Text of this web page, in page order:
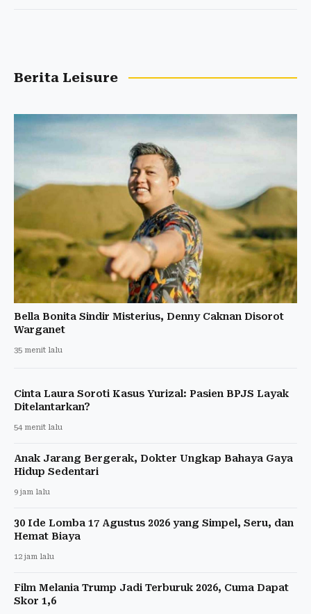
Berita Leisure
Bella Bonita Sindir Misterius, Denny Caknan Disorot
Warganet
35 menit lalu
Cinta Laura Soroti Kasus Yurizal: Pasien BPJS Layak
Ditelantarkan?
54 menit lalu
Anak Jarang Bergerak, Dokter Ungkap Bahaya Gaya
Hidup Sedentari
9 jam lalu
30 Ide Lomba 17 Agustus 2026 yang Simpel, Seru, dan
Hemat Biaya
12 jam lalu
Film Melania Trump Jadi Terburuk 2026, Cuma Dapat
Skor 1,6